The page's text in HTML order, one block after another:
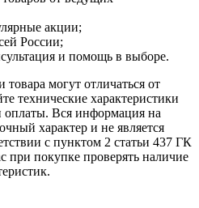
акции;
России;
и помощь в выборе.
товара могут отличаться от
технические характеристики
оплаты. Вся информация на
характер и не является
с пунктом 2 статьи 437 ГК
покупке проверять наличие